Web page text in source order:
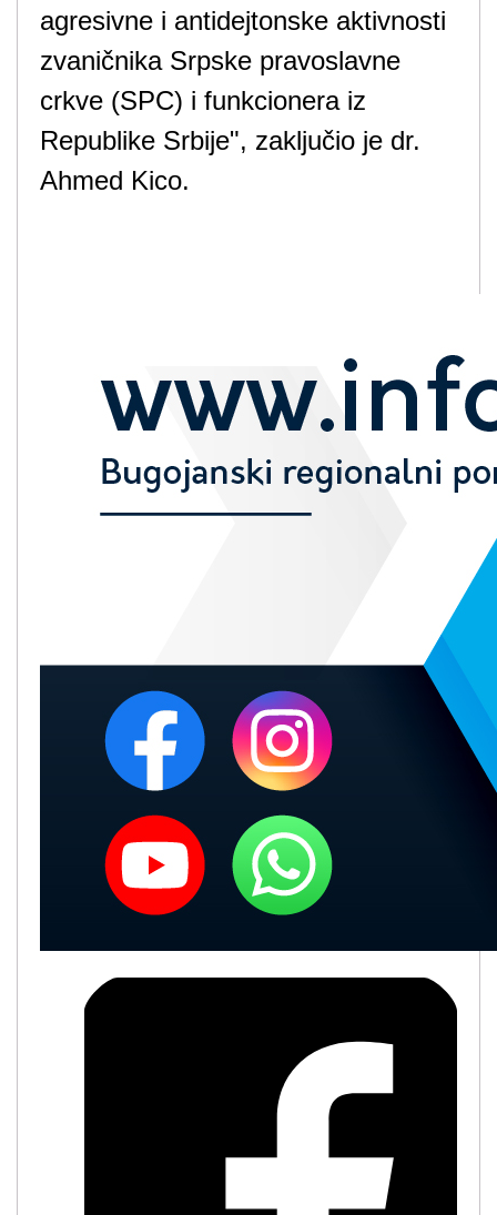
agresivne i antidejtonske aktivnosti
zvaničnika Srpske pravoslavne
crkve (SPC) i funkcionera iz
Republike Srbije", zaključio je dr.
Ahmed Kico.